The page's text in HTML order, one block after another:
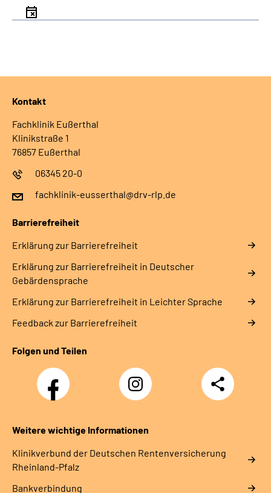
Kontakt
Fachklinik Eußerthal
Klinikstraße 1
76857 Eußerthal
06345 20-0
fachklinik-eusserthal@drv-rlp.de
Barrierefreiheit
Erklärung zur Barrierefreiheit
Erklärung zur Barrierefreiheit in Deutscher
Gebärdensprache
Erklärung zur Barrierefreiheit in Leichter Sprache
Feedback zur Barrierefreiheit
Folgen und Teilen
Facebook
Instagram
DRV
Nachwuchskräfte
Teilen
Weitere wichtige Informationen
Klinikverbund der Deutschen Rentenversicherung
Rheinland-Pfalz
Bankverbindung